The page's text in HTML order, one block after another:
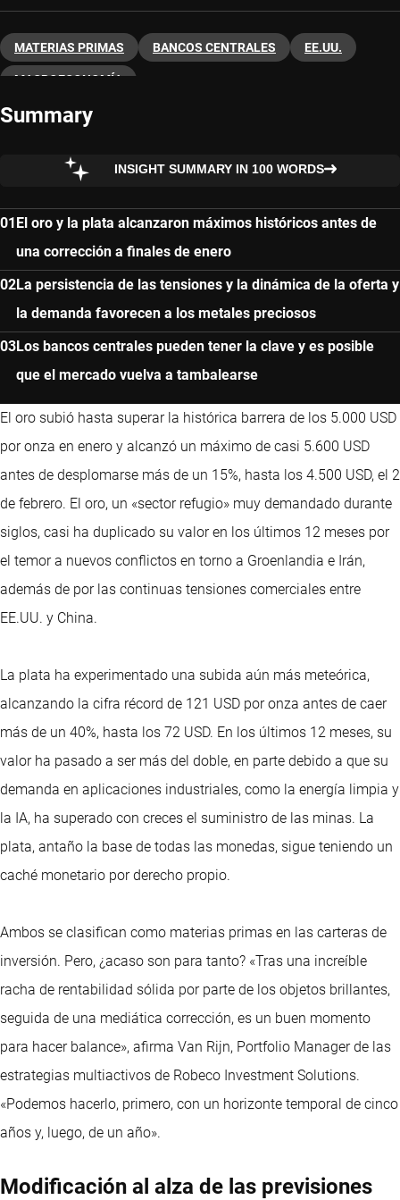
MATERIAS PRIMAS BANCOS CENTRALES EE.UU.
MACROECONOMÍA
Summary
INSIGHT SUMMARY IN 100 WORDS
El oro y la plata alcanzaron máximos históricos antes de
una corrección a finales de enero
La persistencia de las tensiones y la dinámica de la oferta y
la demanda favorecen a los metales preciosos
Los bancos centrales pueden tener la clave y es posible
que el mercado vuelva a tambalearse
El oro subió hasta superar la histórica barrera de los 5.000 USD
por onza en enero y alcanzó un máximo de casi 5.600 USD
antes de desplomarse más de un 15%, hasta los 4.500 USD, el 2
de febrero. El oro, un «sector refugio» muy demandado durante
siglos, casi ha duplicado su valor en los últimos 12 meses por
el temor a nuevos conflictos en torno a Groenlandia e Irán,
además de por las continuas tensiones comerciales entre
EE.UU. y China.
La plata ha experimentado una subida aún más meteórica,
alcanzando la cifra récord de 121 USD por onza antes de caer
más de un 40%, hasta los 72 USD. En los últimos 12 meses, su
valor ha pasado a ser más del doble, en parte debido a que su
demanda en aplicaciones industriales, como la energía limpia y
la IA, ha superado con creces el suministro de las minas. La
plata, antaño la base de todas las monedas, sigue teniendo un
caché monetario por derecho propio.
Ambos se clasifican como materias primas en las carteras de
inversión. Pero, ¿acaso son para tanto? «Tras una increíble
racha de rentabilidad sólida por parte de los objetos brillantes,
seguida de una mediática corrección, es un buen momento
para hacer balance», afirma Van Rijn, Portfolio Manager de las
estrategias multiactivos de Robeco Investment Solutions.
«Podemos hacerlo, primero, con un horizonte temporal de cinco
años y, luego, de un año».
Modificación al alza de las previsiones